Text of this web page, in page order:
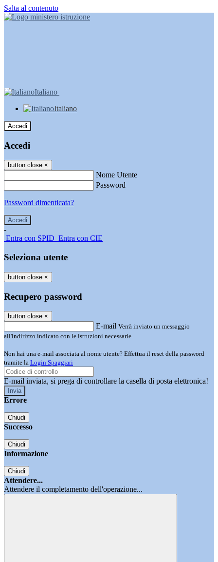
Salta al contenuto
Italiano
Italiano
Accedi
Accedi
button close ×
Nome Utente
Password
Password dimenticata?
-
Entra con SPID Entra con CIE
Seleziona utente
button close ×
Recupero password
button close ×
E-mail Verrà inviato un messaggio
all'indirizzo indicato con le istruzioni necessarie.
Non hai una e-mail associata al nome utente? Effettua il reset della password
tramite la Login Spaggiari
E-mail inviata, si prega di controllare la casella di posta elettronica!
Errore
Chiudi
Successo
Chiudi
Informazione
Chiudi
Attendere...
Attendere il completamento dell'operazione...